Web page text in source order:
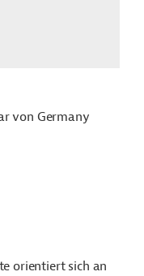
von Germany
orientiert sich an